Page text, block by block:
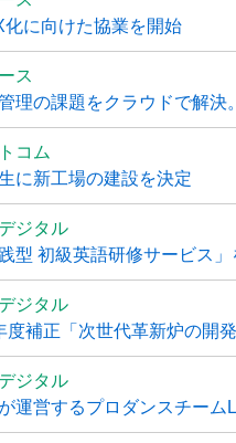
に向けた協業を開始
ス
理の課題をクラウドで解決
コム
に新工場の建設を決定
ジタル
型 初級英語研修サービス」
ジタル
度補正「次世代革新炉の開
ジタル
運営するプロダンスチーム